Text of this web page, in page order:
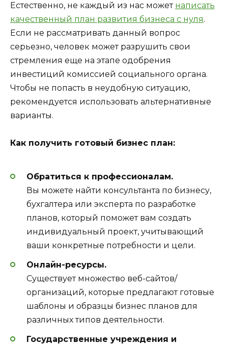
Естественно, не каждый из нас может написать
качественный план развития бизнеса с нуля.
Если не рассматривать данный вопрос
серьезно, человек может разрушить свои
стремления еще на этапе одобрения
инвестиций комиссией социального органа.
Чтобы не попасть в неудобную ситуацию,
рекомендуется использовать альтернативные
варианты.
Как получить готовый бизнес план:
Обратиться к профессионалам.
Вы можете найти консультанта по бизнесу,
бухгалтера или эксперта по разработке
планов, который поможет вам создать
индивидуальный проект, учитывающий
ваши конкретные потребности и цели.
Онлайн-ресурсы.
Существует множество веб-сайтов/
организаций, которые предлагают готовые
шаблоны и образцы бизнес планов для
различных типов деятельности.
Государственные учреждения и